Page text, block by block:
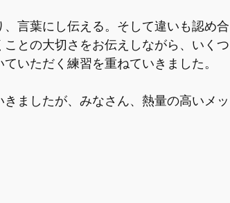
言葉にし伝える。そして違いも認め合
との大切さをお伝えしながら、いくつ
いただく練習を重ねていきました。
ましたが、みなさん、熱量の高いメッ